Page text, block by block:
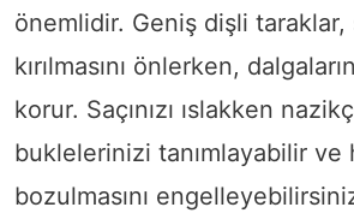
önemlidir. Geniş dişli taraklar,
kırılmasını önlerken,
korur. Saçınızı ıslakken
buklelerinizi tanımlayabilir ve
bozulmasını